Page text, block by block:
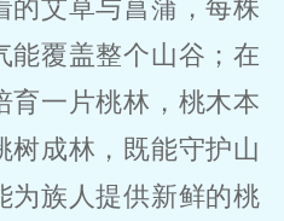
能覆盖整个山谷；在
育一片桃林，桃木本
树成林，既能守护山
为族人提供新鲜的桃